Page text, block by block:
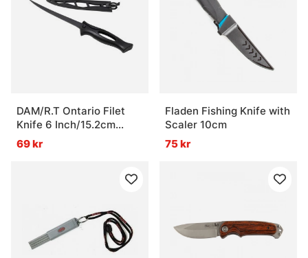
DAM/R.T Ontario Filet
Knife 6 Inch/15.2cm
Blade
69 kr
Fladen Fishing Knife with
Scaler 10cm
75 kr